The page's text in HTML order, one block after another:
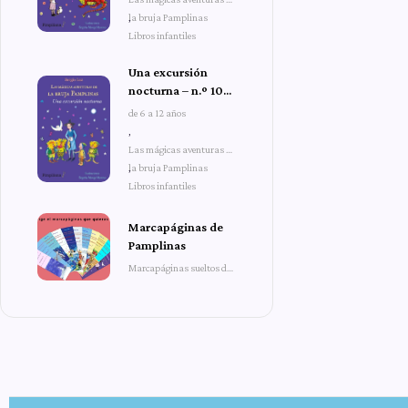
la bruja Pamplinas
,
Libros infantiles
Una excursión
nocturna – n.º 10
de Las mágicas
bruja Pamplinas
de 6 a 12 años
,
Las mágicas aventuras de
la bruja Pamplinas
,
Libros infantiles
Marcapáginas de
Pamplinas
Marcapáginas sueltos de